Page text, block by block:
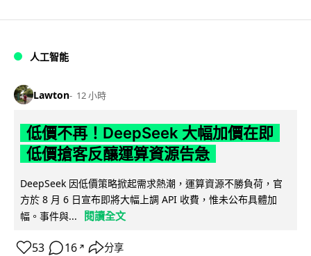
人工智能
Lawton 12 小時
低價不再！DeepSeek 大幅加價在即
低價搶客反釀運算資源告急
DeepSeek 因低價策略掀起需求熱潮，運算資源不勝負荷，官
方於 8 月 6 日宣布即將大幅上調 API 收費，惟未公布具體加
幅。事件與...
閱讀全文
53 16 ↗ 分享